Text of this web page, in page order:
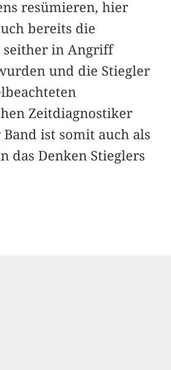
resümieren, hier
bereits die
seither in Angriff
und die Stiegler
Zeitdiagnostiker
ist somit auch als
das Denken Stieglers